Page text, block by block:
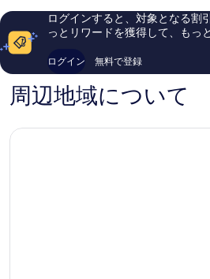
田
件
の
口
ログインすると、対象となる割
っとリワードを獲得して、もっ
ログイン 無料で登録
周辺地域について